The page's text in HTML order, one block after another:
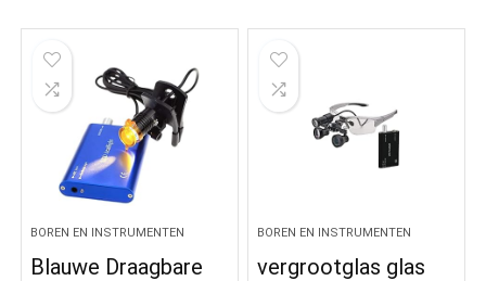
BOREN EN INSTRUMENTEN
Blauwe Draagbare
BOREN EN INSTRUMENTEN
vergrootglas glas